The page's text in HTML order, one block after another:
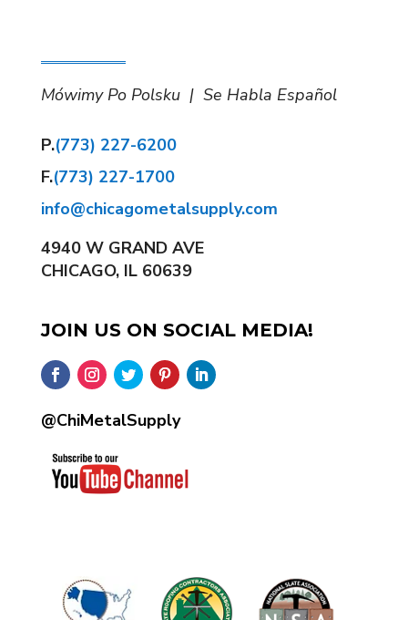
Mówimy Po Polsku | Se Habla Español
P.(773) 227-6200
F.(773) 227-1700
info@chicagometalsupply.com
4940 W GRAND AVE
CHICAGO, IL 60639
JOIN US ON SOCIAL MEDIA!
@ChiMetalSupply